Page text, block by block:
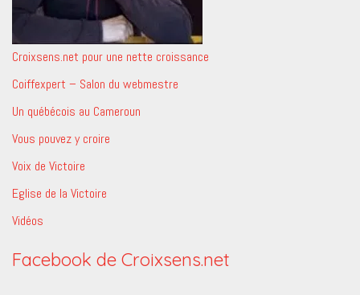
Croixsens.net pour une nette croissance
Coiffexpert – Salon du webmestre
Un québécois au Cameroun
Vous pouvez y croire
Voix de Victoire
Eglise de la Victoire
Vidéos
Facebook de Croixsens.net